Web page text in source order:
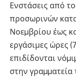
Ενστάσεις από
προσωρινών
Νοεµβρίου έως
εργάσιμες ώρες
επιδίδονται
στην γραµµατεία